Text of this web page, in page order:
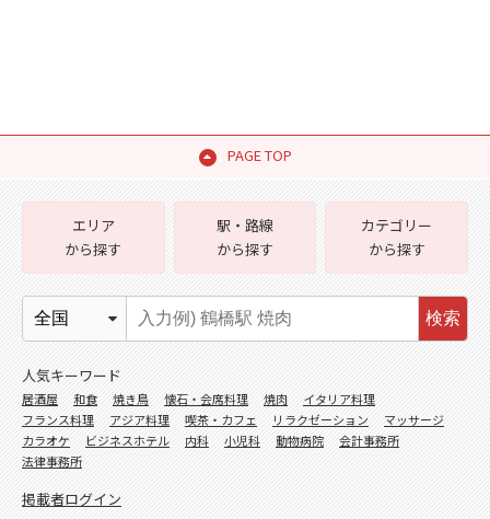
PAGE TOP
エリア
から探す
駅・路線
から探す
カテゴリー
から探す
検索
人気キーワード
居酒屋 和食 焼き鳥 懐石・会席料理 焼肉
イタリア料理
フランス料理
アジア料理 喫茶・カフェ リラクゼーション
マッサージ
カラオケ
ビジネスホテル 内科 小児科 動物病院
会計事務所
法律事務所
掲載者ログイン